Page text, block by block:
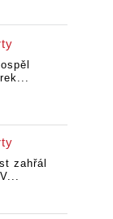
zahřál